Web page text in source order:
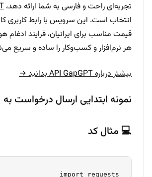
تجربه‌ای راحت و فارسی به شما ارائه دهد،
انتخاب است. این سرویس با رابط کاربری
قیمت مناسب برای ایرانیان، فرایند
هر نرم‌افزار و کسب‌وکار را ساده و سریع
بیشتر درباره API GapGPT بدانید →
نمونه ابتدایی ارسال درخواست به LLM API
💻 مثال کد